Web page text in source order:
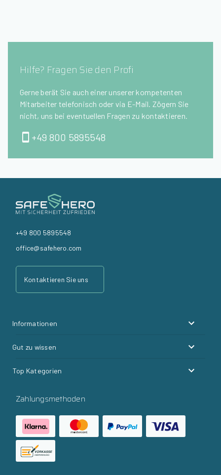
Hilfe? Fragen Sie den Profi
Gerne berät Sie auch einer unserer kompetenten
Mitarbeiter telefonisch oder via E-Mail. Zögern Sie
nicht, uns bei eventuellen Fragen zu kontaktieren.
+49 800 5895548
+49 800 5895548
office@safehero.com
Kontaktieren Sie uns
Informationen
Gut zu wissen
Top Kategorien
Zahlungsmethoden